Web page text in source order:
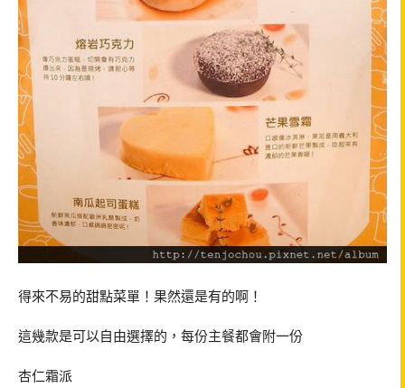
得來不易的甜點菜單！果然還是有的啊！
這幾款是可以自由選擇的，每份主餐都會附一份
杏仁霜派